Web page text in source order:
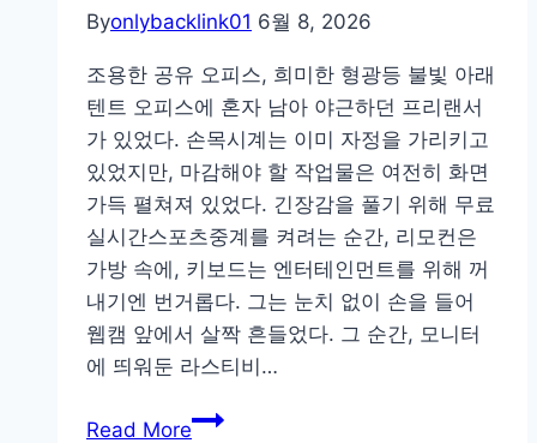
에
을?”
iSLOT
Korea
슬
롯
시
스
템
이
바
꾼
합
Byonlybacklink01 6월 8, 2026
조용한 공유 오피스, 희미한 형광등 불빛 아래
텐트 오피스에 혼자 남아 야근하던 프리랜서
가 있었다. 손목시계는 이미 자정을 가리키고
있었지만, 마감해야 할 작업물은 여전히 화면
가득 펼쳐져 있었다. 긴장감을 풀기 위해 무료
실시간스포츠중계를 켜려는 순간, 리모컨은
가방 속에, 키보드는 엔터테인먼트를 위해 꺼
내기엔 번거롭다. 그는 눈치 없이 손을 들어
웹캠 앞에서 살짝 흔들었다. 그 순간, 모니터
에 띄워둔 라스티비…
Read More텐